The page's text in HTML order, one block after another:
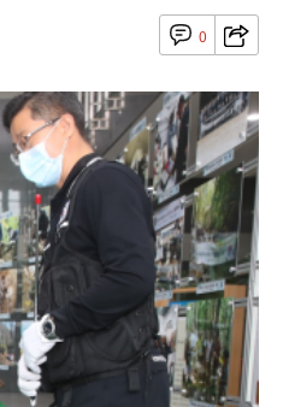
0